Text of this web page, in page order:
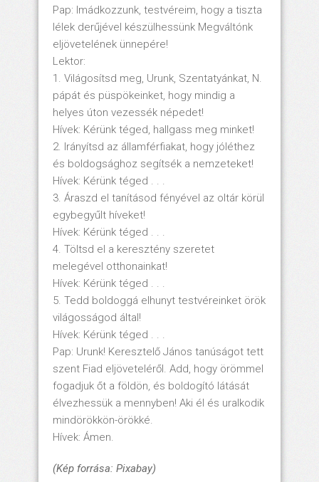
Pap: Imádkozzunk, testvéreim, hogy a tiszta
lélek derűjével készülhessünk Megváltónk
eljövetelének ünnepére!
Lektor:
1. Világosítsd meg, Urunk, Szentatyánkat, N.
pápát és püspökeinket, hogy mindig a
helyes úton vezessék népedet!
Hívek: Kérünk téged, hallgass meg minket!
2. Irányítsd az államférfiakat, hogy jóléthez
és boldogsághoz segítsék a nemzeteket!
Hívek: Kérünk téged . . .
3. Áraszd el tanításod fényével az oltár körül
egybegyűlt híveket!
Hívek: Kérünk téged . . .
4. Töltsd el a keresztény szeretet
melegével otthonainkat!
Hívek: Kérünk téged . . .
5. Tedd boldoggá elhunyt testvéreinket örök
világosságod által!
Hívek: Kérünk téged . . .
Pap: Urunk! Keresztelő János tanúságot tett
szent Fiad eljöveteléről. Add, hogy örömmel
fogadjuk őt a földön, és boldogító látását
élvezhessük a mennyben! Aki él és uralkodik
mindörökkön-örökké.
Hívek: Ámen.
(Kép forrása: Pixabay)